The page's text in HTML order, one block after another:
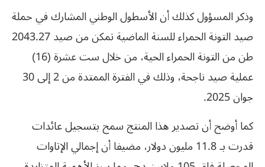
وذكر المسؤول كذلك أن الأسطول الوطني المشارك في حملة
صيد التونة الحمراء للسنة الماضية تمكن من صيد 2043.27
طن من التونة الحمراء الحية، من خلال ست عشرة (16)
عملية صيد ناجحة، وذلك في الفترة الممتدة من 2 إلى 30
جوان 2025.
كما أوضح أن تصدير هذا المنتج سمح بتسجيل عائدات
قدرت بـ 11.8 مليون دولار، مضيفا أن إجمالي الإتاوات